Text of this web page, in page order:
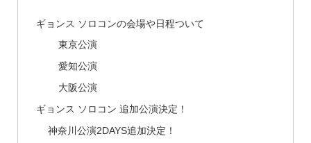
ギョンス ソロコンの会場や日程ついて
東京公演
愛知公演
大阪公演
ギョンス ソロコン 追加公演決定！
神奈川公演2DAYS追加決定！